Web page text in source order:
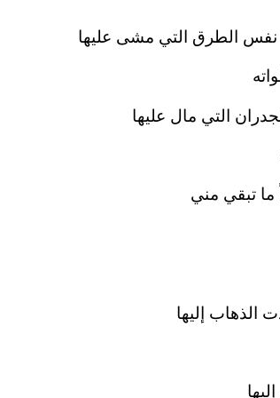
نفس الطرق التي مشى عليها
التي مال عليها
ما تبقي مني
الذهاب إليها